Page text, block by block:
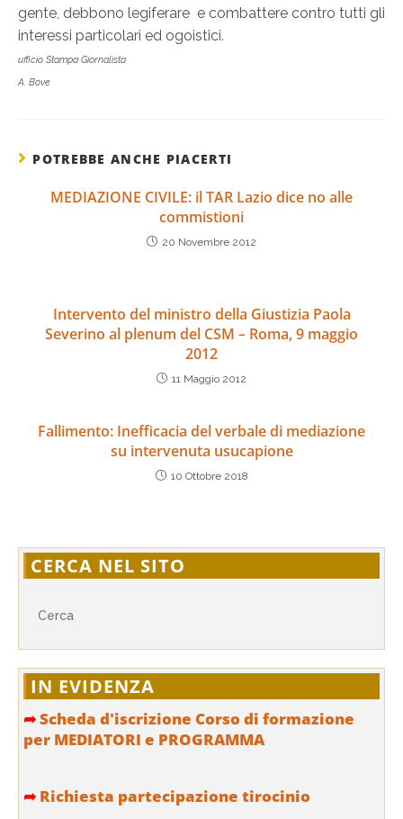
gente, debbono legiferare e combattere contro tutti gli
interessi particolari ed ogoistici.
ufficio Stampa Giornalista
A. Bove
POTREBBE ANCHE PIACERTI
MEDIAZIONE CIVILE: il TAR Lazio dice no alle
commistioni
20 Novembre 2012
Intervento del ministro della Giustizia Paola
Severino al plenum del CSM – Roma, 9 maggio
2012
11 Maggio 2012
Fallimento: Inefficacia del verbale di mediazione
su intervenuta usucapione
10 Ottobre 2018
CERCA NEL SITO
IN EVIDENZA
➦Scheda d'iscrizione Corso di formazione
per MEDIATORI e PROGRAMMA
➦ Richiesta partecipazione tirocinio